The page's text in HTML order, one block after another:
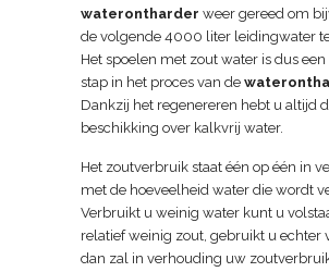
waterontharder weer gereed om
de volgende 4000 liter leidingwater
Het spoelen met zout water is dus
stap in het proces van de
Dankzij het regenereren hebt u altijd
beschikking over kalkvrij water.
Het zoutverbruik staat één op één in
met de hoeveelheid water die wordt
Verbruikt u weinig water kunt u
relatief weinig zout, gebruikt u echter
dan zal in verhouding uw